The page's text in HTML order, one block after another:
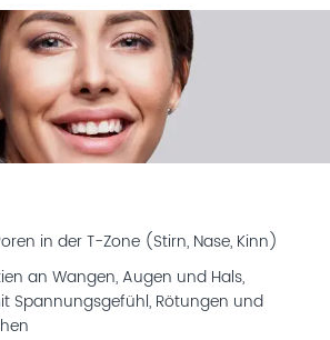
in der T-Zone (Stirn, Nase, Kinn)
an Wangen, Augen und Hals,
Spannungsgefühl, Rötungen und